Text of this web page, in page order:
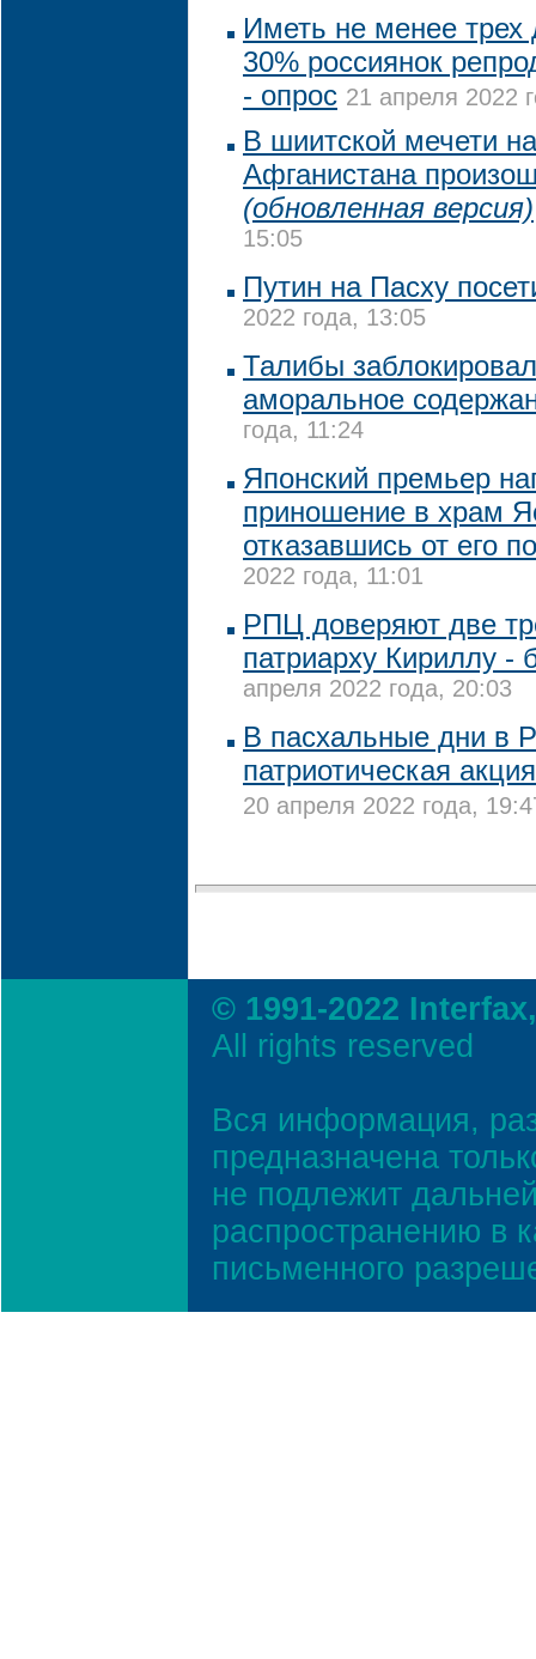
Иметь не менее трех
30% россиянок
- опрос 21 апреля 2022
В шиитской мечети
Афганистана
(обновленная версия)
15:05
Путин на Пасху
2022 года, 13:05
Талибы
аморальное
года, 11:24
Японский премьер
приношение в храм
отказавшись от его
2022 года, 11:01
РПЦ доверяют две
патриарху Кириллу -
апреля 2022 года, 20:03
В пасхальные дни в
патриотическая
20 апреля 2022 года,
© 1991-2022
All rights reserved
Вся информация,
предназначена
не подлежит
распространению в
письменного